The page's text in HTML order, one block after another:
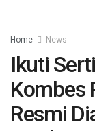
Home News
Ikuti
Kombes
Resmi